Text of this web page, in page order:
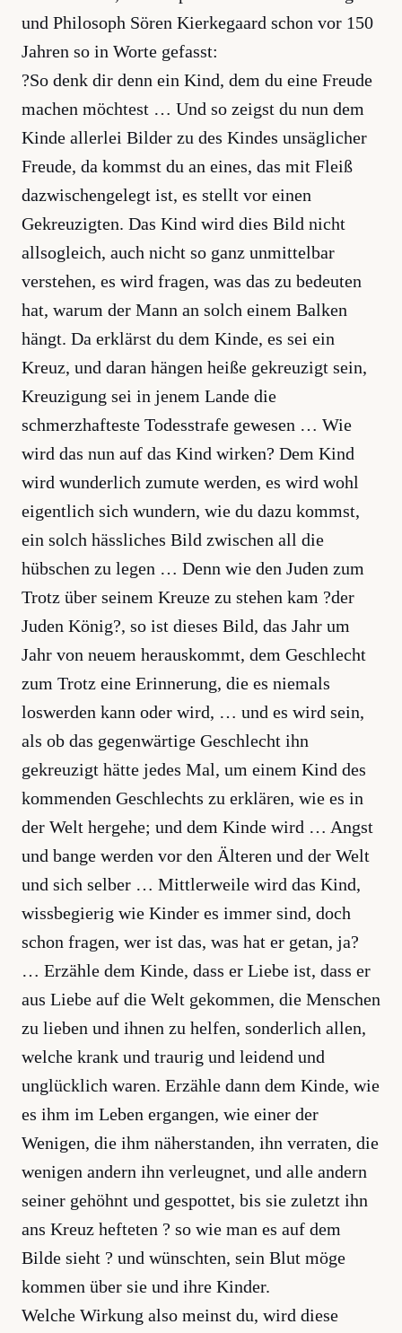
und Philosoph Sören Kierkegaard schon vor 150
Jahren so in Worte gefasst:
?So denk dir denn ein Kind, dem du eine Freude
machen möchtest … Und so zeigst du nun dem
Kinde allerlei Bilder zu des Kindes unsäglicher
Freude, da kommst du an eines, das mit Fleiß
dazwischengelegt ist, es stellt vor einen
Gekreuzigten. Das Kind wird dies Bild nicht
allsogleich, auch nicht so ganz unmittelbar
verstehen, es wird fragen, was das zu bedeuten
hat, warum der Mann an solch einem Balken
hängt. Da erklärst du dem Kinde, es sei ein
Kreuz, und daran hängen heiße gekreuzigt sein,
Kreuzigung sei in jenem Lande die
schmerzhafteste Todesstrafe gewesen … Wie
wird das nun auf das Kind wirken? Dem Kind
wird wunderlich zumute werden, es wird wohl
eigentlich sich wundern, wie du dazu kommst,
ein solch hässliches Bild zwischen all die
hübschen zu legen … Denn wie den Juden zum
Trotz über seinem Kreuze zu stehen kam ?der
Juden König?, so ist dieses Bild, das Jahr um
Jahr von neuem herauskommt, dem Geschlecht
zum Trotz eine Erinnerung, die es niemals
loswerden kann oder wird, … und es wird sein,
als ob das gegenwärtige Geschlecht ihn
gekreuzigt hätte jedes Mal, um einem Kind des
kommenden Geschlechts zu erklären, wie es in
der Welt hergehe; und dem Kinde wird … Angst
und bange werden vor den Älteren und der Welt
und sich selber … Mittlerweile wird das Kind,
wissbegierig wie Kinder es immer sind, doch
schon fragen, wer ist das, was hat er getan, ja?
… Erzähle dem Kinde, dass er Liebe ist, dass er
aus Liebe auf die Welt gekommen, die Menschen
zu lieben und ihnen zu helfen, sonderlich allen,
welche krank und traurig und leidend und
unglücklich waren. Erzähle dann dem Kinde, wie
es ihm im Leben ergangen, wie einer der
Wenigen, die ihm näherstanden, ihn verraten, die
wenigen andern ihn verleugnet, und alle andern
seiner gehöhnt und gespottet, bis sie zuletzt ihn
ans Kreuz hefteten ? so wie man es auf dem
Bilde sieht ? und wünschten, sein Blut möge
kommen über sie und ihre Kinder.
Welche Wirkung also meinst du, wird diese